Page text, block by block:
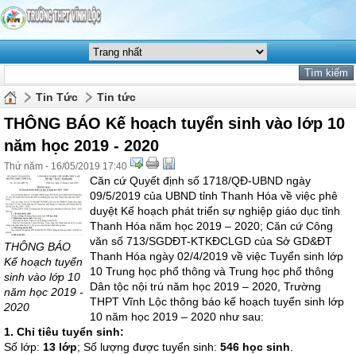
Tin Tức Tin tức
THÔNG BÁO Kế hoạch tuyển sinh vào lớp 10
năm học 2019 - 2020
Thứ năm - 16/05/2019 17:40
THÔNG BÁO
Kế hoạch tuyển
sinh vào lớp 10
năm học 2019 -
2020
Căn cứ Quyết định số 1718/QĐ-UBND ngày
09/5/2019 của UBND tỉnh Thanh Hóa về việc phê
duyệt Kế hoạch phát triển sự nghiệp giáo dục tỉnh
Thanh Hóa năm học 2019 – 2020; Căn cứ Công
văn số 713/SGDĐT-KTKĐCLGD của Sở GD&ĐT
Thanh Hóa ngày 02/4/2019 về việc Tuyển sinh lớp
10 Trung học phổ thông và Trung học phổ thông
Dân tộc nội trú năm học 2019 – 2020, Trường
THPT Vĩnh Lộc thông báo kế hoạch tuyển sinh lớp
10 năm học 2019 – 2020 như sau:
1. Chỉ tiêu tuyển sinh:
Số lớp: 13 lớp; Số lượng được tuyển sinh: 546 học sinh